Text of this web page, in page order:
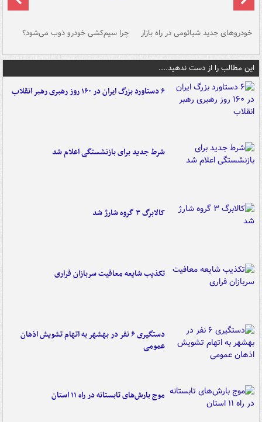
خودروهای جدید شیائومی در راه بازار چرا سیم‌کشی خودرو ذوب می‌شود؟
این مطالب را از دست ندهید....
۶ دستاورد بزرگ ایران در ۱۶۰ روز رهبری رهبر انقلاب
شرط جدید برای بازنشستگی اعلام شد
کالابرگ ۳ گروه شارژ شد
تکذیب شایعه معافیت سربازان فراری
دستگیری ۶ نفر در بهشهر به اتهام تشویش اذهان
عمومی
موج بارش‌های تابستانه در راه ۱۱ استان